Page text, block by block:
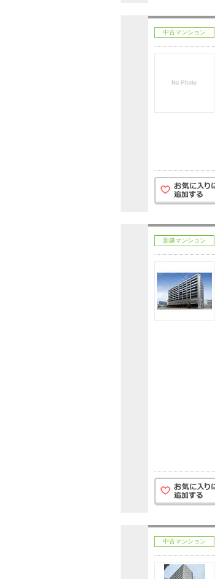
中古マンション
新築マンション
中古マンション